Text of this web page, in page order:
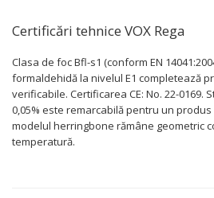
Certificări tehnice VOX Rega
Clasa de foc Bfl-s1 (conform EN
formaldehidă la nivelul E1 completează
verificabile. Certificarea CE: No. 22-0169.
0,05% este remarcabilă pentru un
modelul herringbone rămâne geometric
temperatură.